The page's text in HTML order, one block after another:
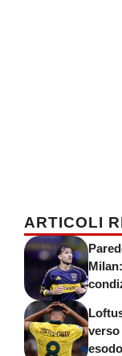
ARTICOLI
verso